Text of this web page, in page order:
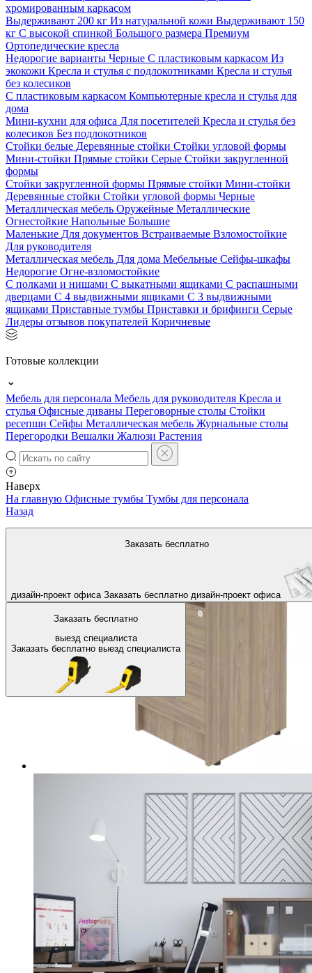
хромированным каркасом
Выдерживают 200 кг Из натуральной кожи Выдерживают 150
кг С высокой спинкой Большого размера Премиум
Ортопедические кресла
Недорогие варианты Черные С пластиковым каркасом Из
экокожи Кресла и стулья с подлокотниками Кресла и стулья
без колесиков
С пластиковым каркасом Компьютерные кресла и стулья для
дома
Мини-кухни для офиса Для посетителей Кресла и стулья без
колесиков Без подлокотников
Стойки белые Деревянные стойки Стойки угловой формы
Мини-стойки Прямые стойки Серые Стойки закругленной
формы
Стойки закругленной формы Прямые стойки Мини-стойки
Деревянные стойки Стойки угловой формы Черные
Металлическая мебель Оружейные Металлические
Огнестойкие Напольные Большие
Маленькие Для документов Встраиваемые Взломостойкие
Для руководителя
Металлическая мебель Для дома Мебельные Сейфы-шкафы
Недорогие Огне-взломостойкие
С полками и нишами С выкатными ящиками С распашными
дверцами С 4 выдвижными ящиками С 3 выдвижными
ящиками Приставные тумбы Приставки и брифинги Серые
Лидеры отзывов покупателей Коричневые
Готовые коллекции
Мебель для персонала Мебель для руководителя Кресла и
стулья Офисные диваны Переговорные столы Стойки
ресепшн Сейфы Металлическая мебель Журнальные столы
Перегородки Вешалки Жалюзи Растения
Наверх
Заказать бесплатно
дизайн-проект офиса Заказать бесплатно дизайн-проект офиса
Заказать бесплатно
выезд специалиста
Заказать бесплатно выезд специалиста
На главную Офисные тумбы Тумбы для персонала
Назад